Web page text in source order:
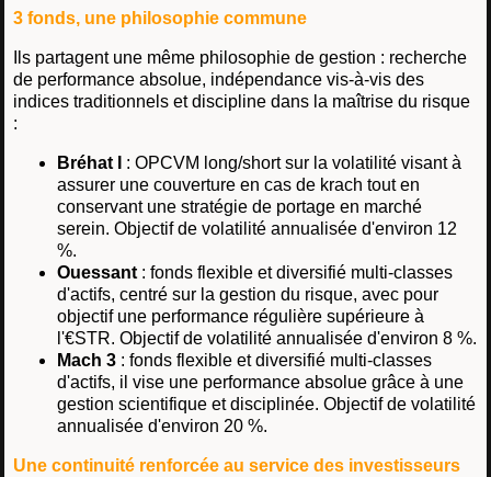
3 fonds, une philosophie commune
Ils partagent une même philosophie de gestion : recherche
de performance absolue, indépendance vis-à-vis des
indices traditionnels et discipline dans la maîtrise du risque
:
Bréhat I
: OPCVM long/short sur la volatilité visant à
assurer une couverture en cas de krach tout en
conservant une stratégie de portage en marché
serein. Objectif de volatilité annualisée d'environ 12
%.
Ouessant : fonds flexible et diversifié multi-classes
d'actifs, centré sur la gestion du risque, avec pour
objectif une performance régulière supérieure à
l'€STR. Objectif de volatilité annualisée d'environ 8 %.
Mach 3 : fonds flexible et diversifié multi-classes
d'actifs, il vise une performance absolue grâce à une
gestion scientifique et disciplinée. Objectif de volatilité
annualisée d'environ 20 %.
Une continuité renforcée au service des investisseurs